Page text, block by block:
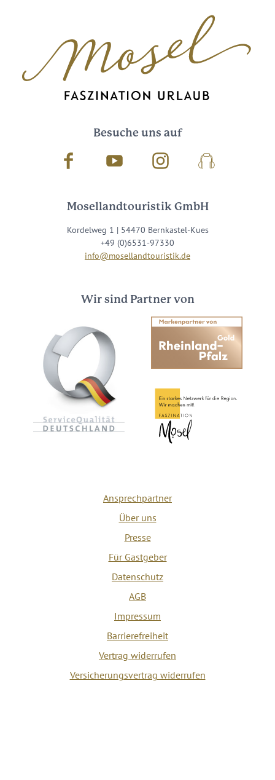
Besuche uns auf
Facebook Youtube InstagramPodcast
Mosellandtouristik GmbH
Kordelweg 1 | 54470 Bernkastel-Kues
+49 (0)6531-97330
info@mosellandtouristik.de
Wir sind Partner von
Ansprechpartner
Über uns
Presse
Für Gastgeber
Datenschutz
AGB
Impressum
Barrierefreiheit
Vertrag widerrufen
Versicherungsvertrag widerrufen